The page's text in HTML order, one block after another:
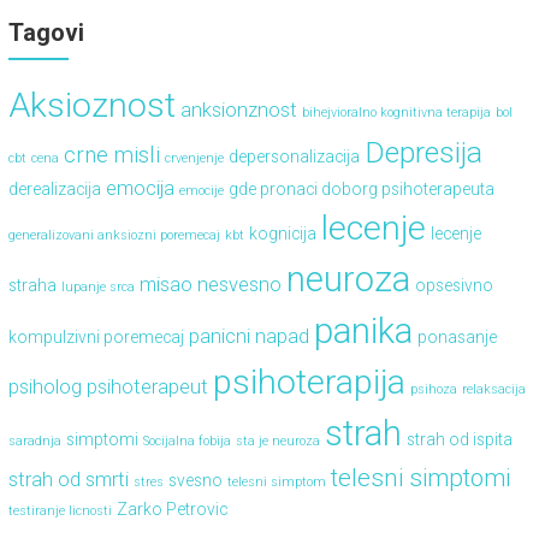
Tagovi
Aksioznost anksionznost bihejvioralno kognitivna terapija bol
cbt cena crne misli crvenjenje depersonalizacija Depresija
derealizacija emocija emocije gde pronaci doborg psihoterapeuta
generalizovani anksiozni poremecaj kbt kognicija lecenje lecenje
straha lupanje srca misao nesvesno neuroza opsesivno
kompulzivni poremecaj panicni napad panika ponasanje
psiholog psihoterapeut psihoterapija psihoza relaksacija
saradnja simptomi Socijalna fobija sta je neuroza strah strah od ispita
strah od smrti stres svesno telesni simptom telesni simptomi
testiranje licnosti Zarko Petrovic